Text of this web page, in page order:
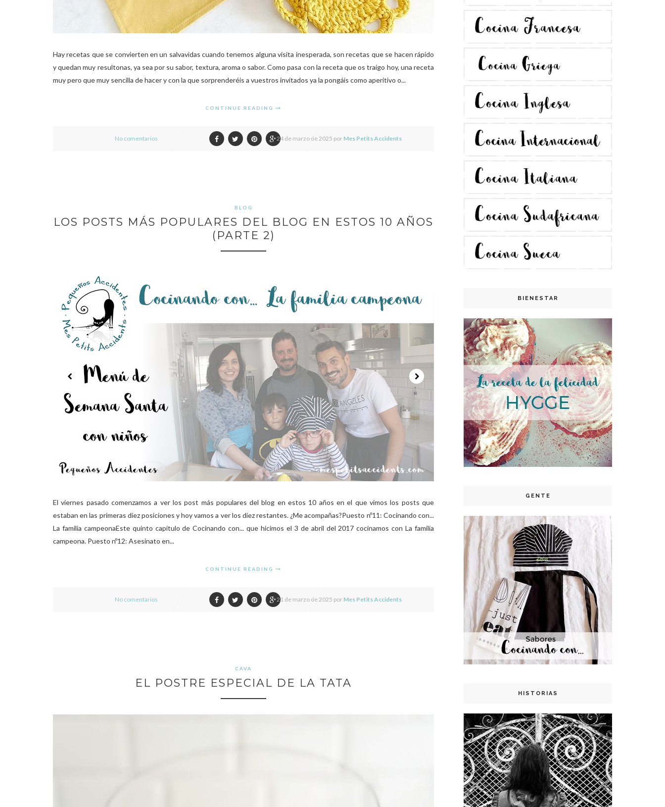
Hay recetas que se convierten en un salvavidas cuando tenemos alguna visita inesperada, son recetas que se hacen rápido
y quedan muy resultonas, ya sea por su sabor, textura, aroma o sabor. Como pasa con la receta que os traigo hoy, una receta
muy pero que muy sencilla de hacer y con la que sorprenderéis a vuestros invitados ya la pongáis como aperitivo o...
CONTINUE READING
No comentarios 24 de marzo de 2025 por Mes Petits Accidents
BLOG
LOS POSTS MÁS POPULARES DEL BLOG EN ESTOS 10 AÑOS
(PARTE 2)
El viernes pasado comenzamos a ver los post más populares del blog en estos 10 años en el que vimos los posts que
estaban en las primeras diez posiciones y hoy vamos a ver los diez restantes. ¿Me acompañas?Puesto nº11: Cocinando con...
La familia campeonaEste quinto capítulo de Cocinando con... que hicimos el 3 de abril del 2017 cocinamos con La familia
campeona. Puesto nº12: Asesinato en...
CONTINUE READING
No comentarios 21 de marzo de 2025 por Mes Petits Accidents
CAVA
EL POSTRE ESPECIAL DE LA TATA
BIENESTAR
GENTE
HISTORIAS